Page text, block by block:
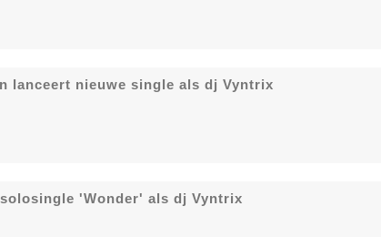
lanceert nieuwe single als dj Vyntrix
'Wonder' als dj Vyntrix